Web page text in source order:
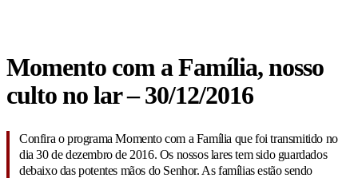
Momento com a Família, nosso
culto no lar – 30/12/2016
Confira o programa Momento com a Família que foi transmitido no
dia 30 de dezembro de 2016. Os nossos lares tem sido guardados
debaixo das potentes mãos do Senhor. As famílias estão sendo